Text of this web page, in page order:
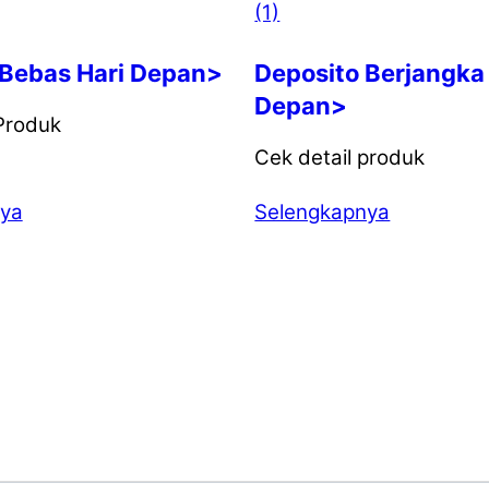
Hari Depan>
Deposito
Depan>
Cek detail produk
Selengkapnya